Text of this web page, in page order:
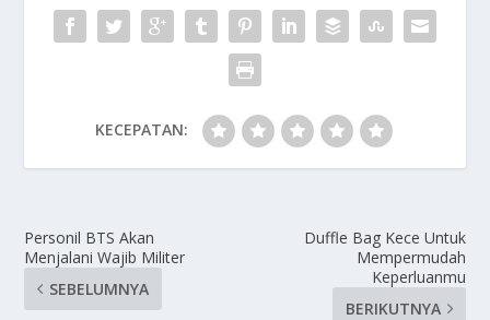
KECEPATAN:
Personil BTS Akan
Menjalani Wajib Militer
SEBELUMNYA
Duffle Bag Kece Untuk
Mempermudah
Keperluanmu
BERIKUTNYA